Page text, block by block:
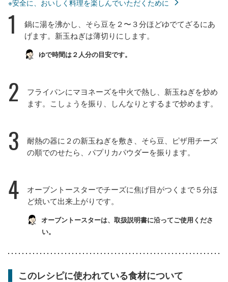
※安全に、おいしく料理を楽しんでいただくために
1
鍋に湯を沸かし、そら豆を２〜３分ほどゆでてざるにあ
げます。新玉ねぎは薄切りにします。
ゆで時間は２人分の目安です。
2
フライパンにマヨネーズを中火で熱し、新玉ねぎを炒め
ます。こしょうを振り、しんなりとするまで炒めます。
3
耐熱の器に２の新玉ねぎを敷き、そら豆、ピザ用チーズ
の順でのせたら、パプリカパウダーを振ります。
4
オーブントースターでチーズに焦げ目がつくまで５分ほ
ど焼いて出来上がりです。
オーブントースターは、取扱説明書に沿ってご使用くださ
い。
このレシピに使われている食材について